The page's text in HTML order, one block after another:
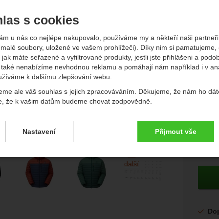
s cookies
u nás co nejlépe nakupovalo, používáme my a někteří naši partneři
soubory, uložené ve vašem prohlížeči). Díky nim si pamatujeme,
máte seřazené a vyfiltrované produkty, jestli jste přihlášeni a
nenabízíme nevhodnou reklamu a pomáhají nám například i v
k dalšímu zlepšování webu.
ale váš souhlas s jejich zpracováváním. Děkujeme, že nám ho
že k vašim datům budeme chovat zodpovědně.
souhlasů s kategoriemi cookies
- bez těchto cookies náš web nebude fungovat.
cookies umožňují váš průchod nákupním košíkem, porovnávání
funkce.
Nastavení Přijmout vše
další